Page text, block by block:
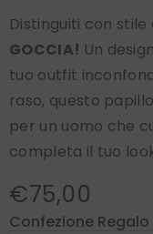
Distinguiti con
GOCCIA! Un
tuo outfit
raso, questo
per un uomo che
completa il tuo
€75,00
Confezione Regalo